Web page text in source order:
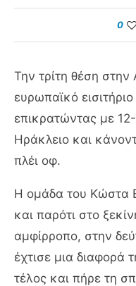
0
Την τρίτη θέση
ευρωπαϊκό
επικρατώντας με
Ηράκλειο και
πλέι οφ.
Η ομάδα του Κώστα
και παρότι στο
αμφίρροπο, στην
έχτισε μια διαφορά
τέλος και πήρε τη